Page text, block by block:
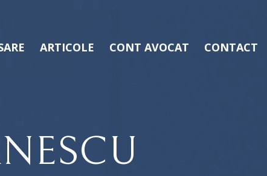
ARTICOLE CONT AVOCAT CONTACT